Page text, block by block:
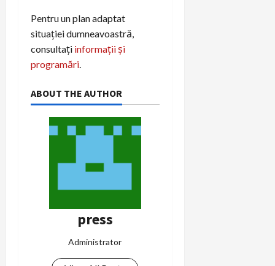
Pentru un plan adaptat
situației dumneavoastră,
consultați informații și
programări
ABOUT THE AUTHOR
press
Administrator